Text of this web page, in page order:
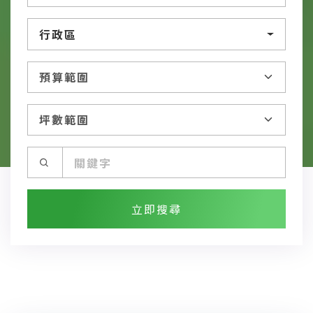
行政區
立即搜尋